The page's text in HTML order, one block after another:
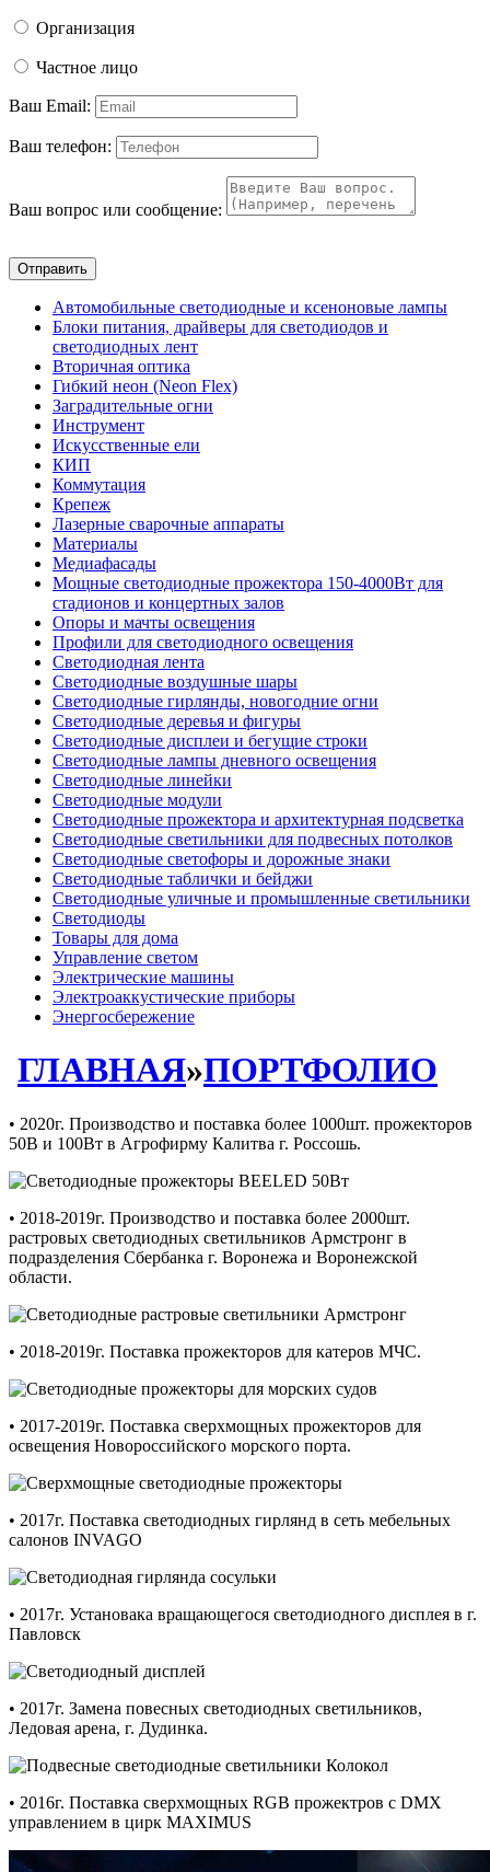
Организация
Частное лицо
Ваш Email:
Ваш телефон:
Ваш вопрос или сообщение:
Отправить
Автомобильные светодиодные и ксеноновые лампы
Блоки питания, драйверы для светодиодов и
светодиодных лент
Вторичная оптика
Гибкий неон (Neon Flex)
Заградительные огни
Инструмент
Искусственные ели
КИП
Коммутация
Крепеж
Лазерные сварочные аппараты
Материалы
Медиафасады
Мощные светодиодные прожектора 150-4000Вт для
стадионов и концертных залов
Опоры и мачты освещения
Профили для светодиодного освещения
Светодиодная лента
Светодиодные воздушные шары
Светодиодные гирлянды, новогодние огни
Светодиодные деревья и фигуры
Светодиодные дисплеи и бегущие строки
Светодиодные лампы дневного освещения
Светодиодные линейки
Светодиодные модули
Светодиодные прожектора и архитектурная подсветка
Светодиодные светильники для подвесных потолков
Светодиодные светофоры и дорожные знаки
Светодиодные таблички и бейджи
Светодиодные уличные и промышленные светильники
Светодиоды
Товары для дома
Управление светом
Электрические машины
Электроаккустические приборы
Энергосбережение
ГЛАВНАЯ»ПОРТФОЛИО
• 2020г. Производство и поставка более 1000шт. прожекторов
50В и 100Вт в Агрофирму Калитва г. Россошь.
• 2018-2019г. Производство и поставка более 2000шт.
растровых светодиодных светильников Армстронг в
подразделения Сбербанка г. Воронежа и Воронежской
области.
• 2018-2019г. Поставка прожекторов для катеров МЧС.
• 2017-2019г. Поставка сверхмощных прожекторов для
освещения Новороссийского морского порта.
• 2017г. Поставка светодиодных гирлянд в сеть мебельных
салонов INVAGO
• 2017г. Установака вращающегося светодиодного дисплея в г.
Павловск
• 2017г. Замена повесных светодиодных светильников,
Ледовая арена, г. Дудинка.
• 2016г. Поставка сверхмощных RGB прожектров с DMX
управлением в цирк MAXIMUS